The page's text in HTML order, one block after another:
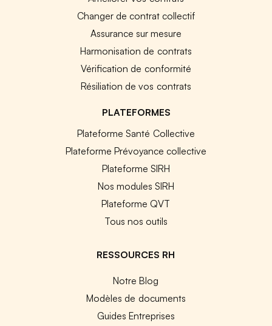
Changer de contrat collectif
Assurance sur mesure
Harmonisation de contrats
Vérification de conformité
Résiliation de vos contrats
PLATEFORMES
Plateforme Santé Collective
Plateforme Prévoyance collective
Plateforme SIRH
Nos modules SIRH
Plateforme QVT
Tous nos outils
RESSOURCES RH
Notre Blog
Modèles de documents
Guides Entreprises